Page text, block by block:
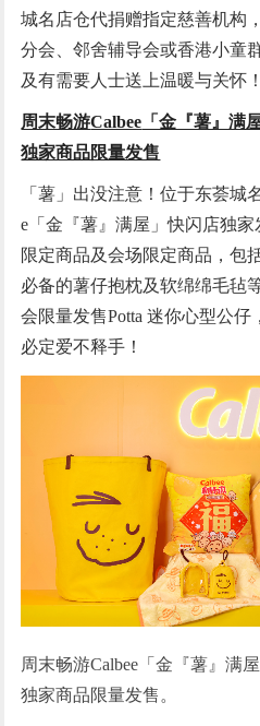
城名店仓代捐赠指定慈善机构
分会、邻舍辅导会或香港小童
及有需要人士送上温暖与关怀！
周末畅游Calbee 「金『薯』满
独家商品限量发售
「薯」出没注意！位于东荟城
e「金『薯』满屋」快闪店独家
限定商品及会场限定商品，包
必备的薯仔抱枕及软绵绵毛毡
会限量发售Potta 迷你心型公仔
必定爱不释手！
周末畅游Calbee「金『薯』满
独家商品限量发售。